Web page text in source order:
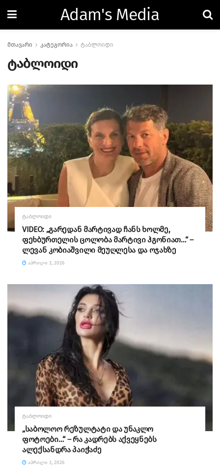
Adam's Media
მთავარი კატეგორია ტაბლოიდი
ტაბლოიდი
ᲢᲐᲑᲚᲝᲘᲓᲘ
VIDEO: „გარედან მარტივად ჩანს ხოლმე,
ფეხბურთელის ცოლობა მარტივი ჰგონიათ…“ –
ლევან კობიაშვილი მეუღლესა და ოჯახზე
ᲐᲞᲠᲘᲚᲘ 3, 2026
ᲢᲐᲑᲚᲝᲘᲓᲘ
„საბოლოო რეზულტატი და უნაკლო
ფოტოები…“ – რა კადრებს აქვეყნებს
ალექსანდრა პაიჭაძე
ᲐᲞᲠᲘᲚᲘ 3, 2026